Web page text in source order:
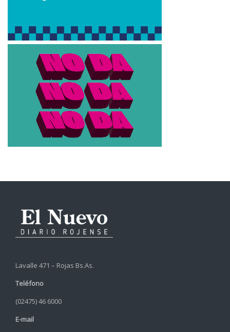
Lavalle 471 – Rojas Bs.As.
Teléfono
(02475) 46 6000
E-mail